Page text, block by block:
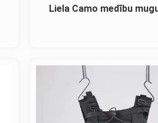
Liela Camo medību